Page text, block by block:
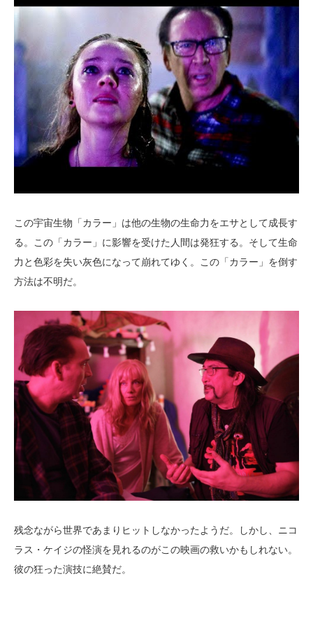
この宇宙生物「カラー」は他の生物の生命力をエサとして成長す
る。この「カラー」に影響を受けた人間は発狂する。そして生命
力と色彩を失い灰色になって崩れてゆく。この「カラー」を倒す
方法は不明だ。
残念ながら世界であまりヒットしなかったようだ。しかし、ニコ
ラス・ケイジの怪演を見れるのがこの映画の救いかもしれない。
彼の狂った演技に絶賛だ。